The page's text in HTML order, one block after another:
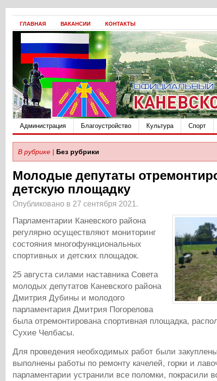
ГЛАВНАЯ ВАКАНСИИ КОНТАКТЫ
Администрация Благоустройство Культура Спорт
В рубрике | Без рубрики
Молодые депутаты
детскую площадку
Опубликовано в 27 сентября 2021.
Парламентарии Каневского района
регулярно осуществляют мониторинг
состояния многофункциональных
спортивных и детских площадок.
25 августа силами наставника Совета
молодых депутатов Каневского района
Дмитрия Дубины и молодого
парламентария Дмитрия Погорелова
была отремонтирована спортивная площадка,
Сухие Челбасы.
Для проведения необходимых работ были
выполнены работы по ремонту качелей, горки и
парламентарии устранили все поломки, покрасили